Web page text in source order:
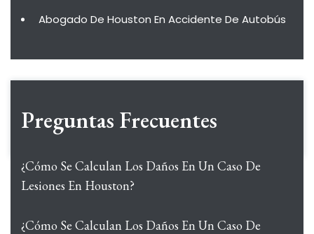
Abogado De Houston En Accidente De Autobús
Preguntas Frecuentes
¿Cómo Se Calculan Los Daños En Un Caso De
Lesiones En Houston?
¿Cómo Se Calculan Los Daños En Un Caso De